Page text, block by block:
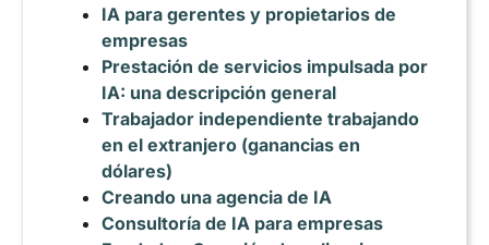
IA para gerentes y propietarios de
empresas
Prestación de servicios impulsada por
IA: una descripción general
Trabajador independiente trabajando
en el extranjero (ganancias en
dólares)
Creando una agencia de IA
Consultoría de IA para empresas